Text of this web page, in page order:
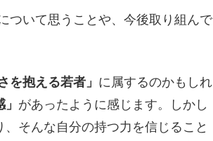
ついて思うことや、今後取り組んで
を抱える若者」 に属するのかもしれ
があったように感じます。しかし
そんな自分の持つ力を信じること